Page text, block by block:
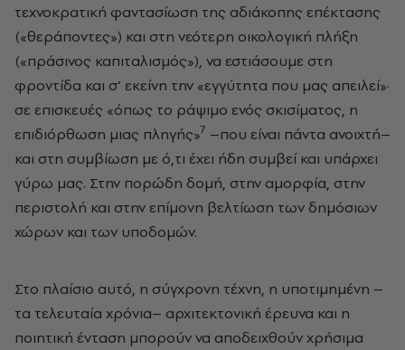
τεχνοκρατική φαντασίωση της αδιάκοπης επέκτασης
(«θεράποντες») και στη νεότερη οικολογική πλήξη
(«πράσινος καπιταλισμός»), να εστιάσουμε στη
φροντίδα και σ’ εκείνη την «εγγύτητα που μας απειλεί»·
σε επισκευές «όπως το ράψιμο ενός σκισίματος, η
επιδιόρθωση μιας πληγής»7 –που είναι πάντα ανοιχτή–
και στη συμβίωση με ό,τι έχει ήδη συμβεί και υπάρχει
γύρω μας. Στην πορώδη δομή, στην αμορφία, στην
περιστολή και στην επίμονη βελτίωση των δημόσιων
χώρων και των υποδομών.
Στο πλαίσιο αυτό, η σύγχρονη τέχνη, η υποτιμημένη –
τα τελευταία χρόνια– αρχιτεκτονική έρευνα και η
ποιητική ένταση μπορούν να αποδειχθούν χρήσιμα